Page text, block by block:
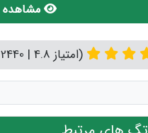
مشاهده
(امتیاز 4.8 | 2440 رای)